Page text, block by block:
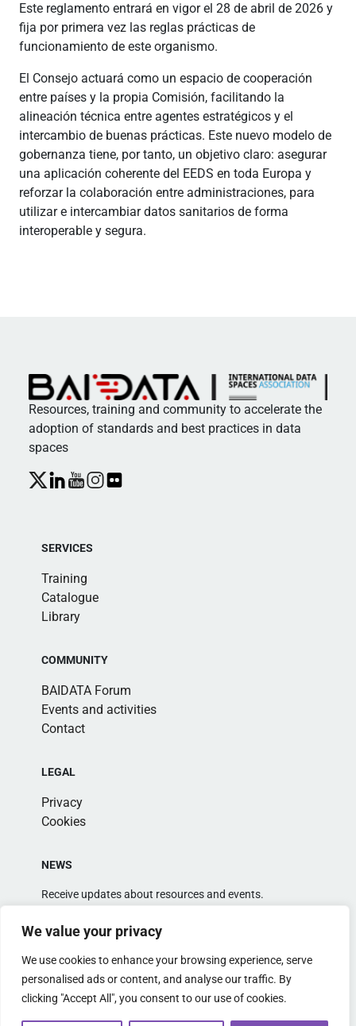
We value your privacy
We use cookies to enhance your browsing experience, serve
personalised ads or content, and analyse our traffic. By
clicking "Accept All", you consent to our use of cookies.
Este reglamento entrará en vigor el 28 de abril de 2026 y
fija por primera vez las reglas prácticas de
funcionamiento de este organismo.
El Consejo actuará como un espacio de cooperación
entre países y la propia Comisión, facilitando la
alineación técnica entre agentes estratégicos y el
intercambio de buenas prácticas. Este nuevo modelo de
gobernanza tiene, por tanto, un objetivo claro: asegurar
una aplicación coherente del EEDS en toda Europa y
reforzar la colaboración entre administraciones, para
utilizar e intercambiar datos sanitarios de forma
interoperable y segura.
Resources, training and community to accelerate the
adoption of standards and best practices in data
spaces
SERVICES
Training
Catalogue
Library
COMMUNITY
BAIDATA Forum
Events and activities
Contact
LEGAL
Privacy
Cookies
NEWS
Receive updates about resources and events.